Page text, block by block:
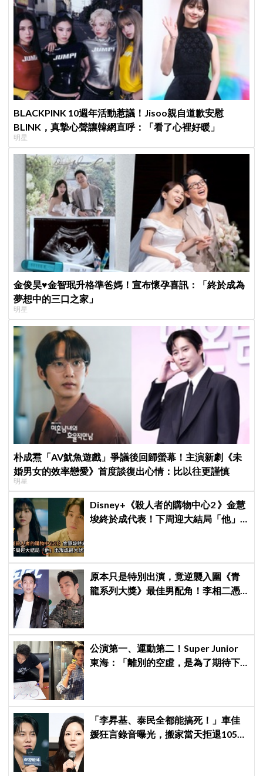
BLACKPINK 10週年活動惹議！Jisoo親自道歉安慰
BLINK，真摯心聲讓韓網直呼：「看了心裡好暖」
明星
金俊昊♥金智珉升格準爸媽！宣布懷孕喜訊：「終於成為
夢想中的三口之家」
明星
朴成焄「AV魷魚遊戲」爭議後回歸螢幕！主演新劇《未
婚男女的效率戀愛》首度談復出心情：比以往更謹慎
明星
Disney+《殺人者的購物中心2 》金慧
埈終於成代表！下周迎大結局「他」
原本只是特別出演，竟逆襲入圍《青
龍系列大獎》最佳男配角！李相二憑
公演第一、運動第二！Super Junior
東海：「離別的空虛，是為了期待下
「李昇基、泰民全都能搞死！」車佳
媛狂言錄音曝光，搬家當天拒退105億